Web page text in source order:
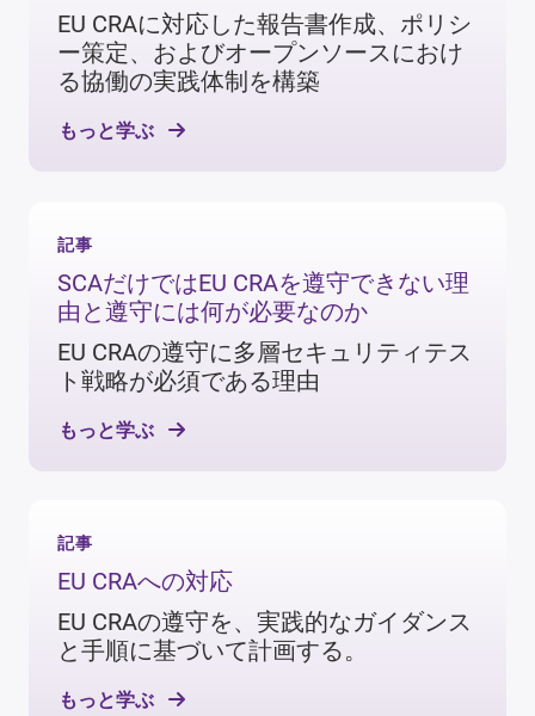
EU CRAに対応した報告書作成、ポリシ
ー策定、およびオープンソースにおけ
る協働の実践体制を構築
もっと学ぶ
記事
SCAだけではEU CRAを遵守できない理
由と遵守には何が必要なのか
EU CRAの遵守に多層セキュリティテス
ト戦略が必須である理由
もっと学ぶ
記事
EU CRAへの対応
EU CRAの遵守を、実践的なガイダンス
と手順に基づいて計画する。
もっと学ぶ